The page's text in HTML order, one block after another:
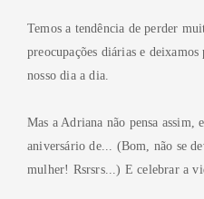
Temos a tendência de perder
preocupações diárias e deixamos
nosso dia a dia.
Mas a Adriana não pensa assim,
aniversário de... (Bom, não se
mulher! Rsrsrs...) E celebrar a